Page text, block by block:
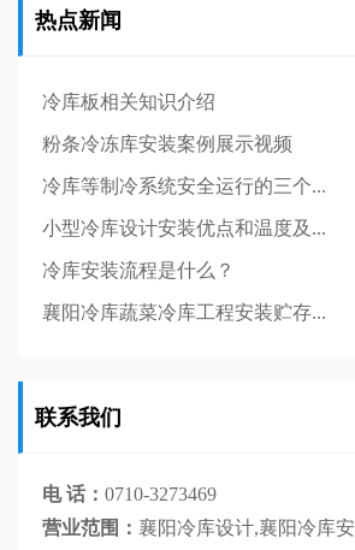
热点新闻
冷库板相关知识介绍
粉条冷冻库安装案例展示视频
冷库等制冷系统安全运行的三个...
小型冷库设计安装优点和温度及...
冷库安装流程是什么？
襄阳冷库蔬菜冷库工程安装贮存...
联系我们
电 话： 0710-3273469
营业范围： 襄阳冷库设计,襄阳冷库安